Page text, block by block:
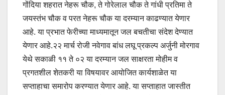
गोंदिया शहरात नेहरू चौक, ते गोरेलाल चौक ते गांधी प्रतिमा ते
जयस्तंभ चौक व परत नेहरू चौक या दरम्यान काढण्यात येणार
आहे. या प्रभात फेरीच्या माध्यमातून जल बचतीचा संदेश देण्यात
येणार आहे.२२ मार्च रोजी नवेगाव बांध लघू प्रकल्प अर्जुनी मोरगाव
येथे सकाळी ११ ते ०२ या दरम्यान जल साक्षरता मोहीम व
प्रगतशील शेतकरी या विषयावर आयोजित कार्यशाळेत या
सप्ताहाचा समारोप करण्यात येणार आहे. या सप्ताहात जास्तीत